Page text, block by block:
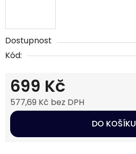
Dostupnost
Kód:
699 Kč
577,69 Kč bez DPH
Měrná cena:
DO KOŠÍKU